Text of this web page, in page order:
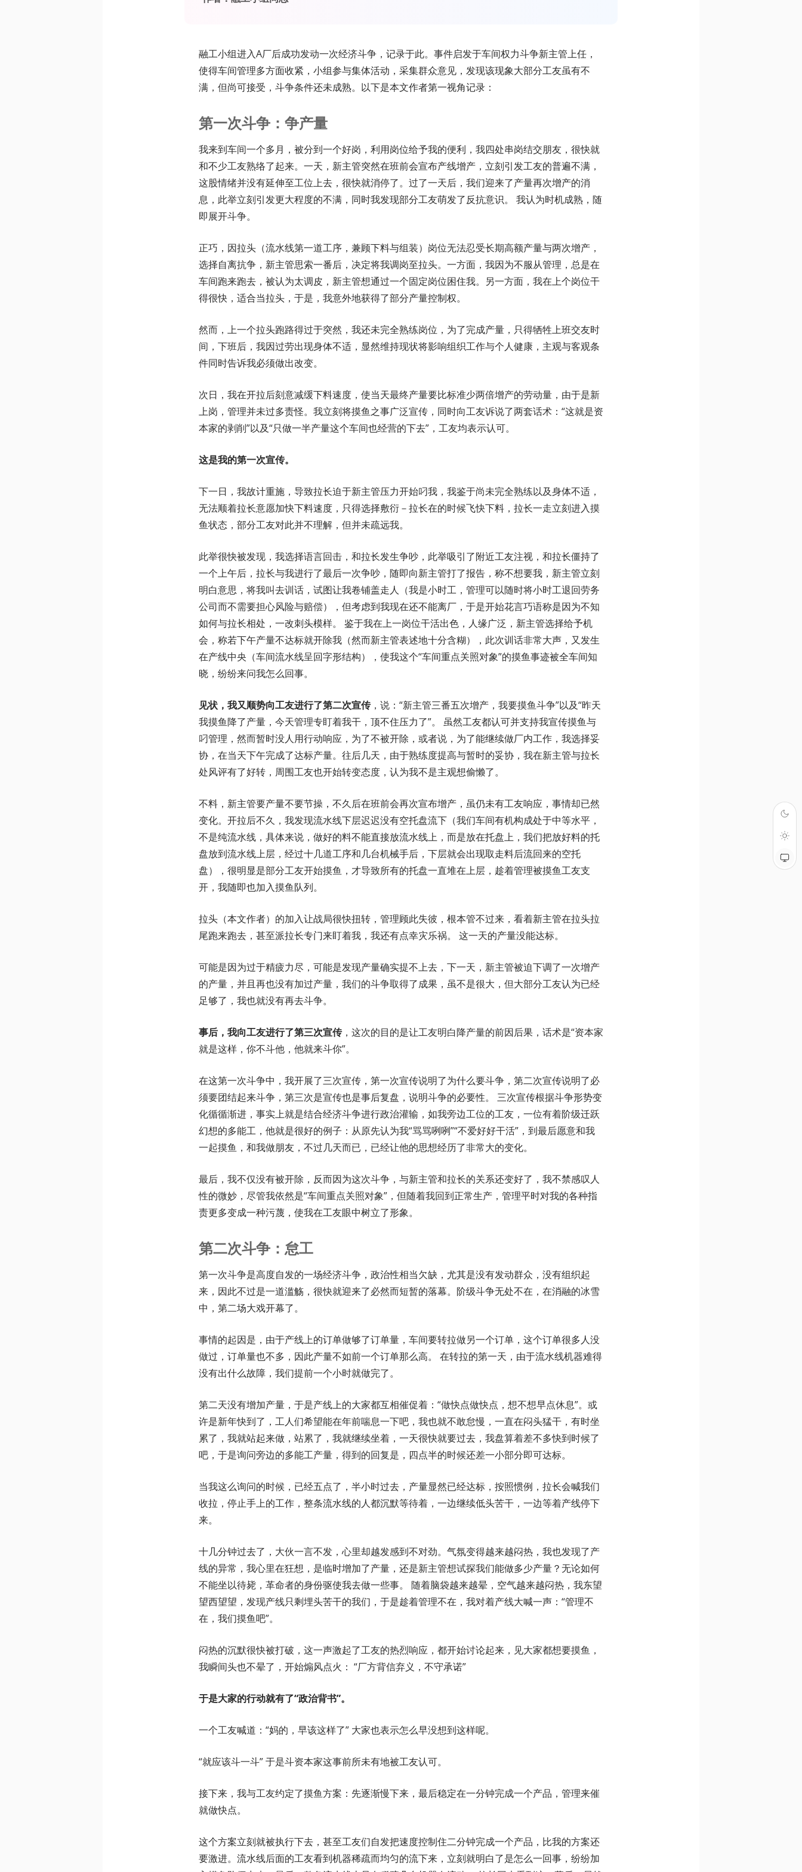
融工小组进入A厂后成功发动一次经济斗争，记录于此。事件启发于车间权力斗争新主管上任，
使得车间管理多方面收紧，小组参与集体活动，采集群众意见，发现该现象大部分工友虽有不
满，但尚可接受，斗争条件还未成熟。以下是本文作者第一视角记录：
第一次斗争：争产量
我来到车间一个多月，被分到一个好岗，利用岗位给予我的便利，我四处串岗结交朋友，很快就
和不少工友熟络了起来。一天，新主管突然在班前会宣布产线增产，立刻引发工友的普遍不满，
这股情绪并没有延伸至工位上去，很快就消停了。过了一天后，我们迎来了产量再次增产的消
息，此举立刻引发更大程度的不满，同时我发现部分工友萌发了反抗意识。 我认为时机成熟，随
即展开斗争。
正巧，因拉头（流水线第一道工序，兼顾下料与组装）岗位无法忍受长期高额产量与两次增产，
选择自离抗争，新主管思索一番后，决定将我调岗至拉头。一方面，我因为不服从管理，总是在
车间跑来跑去，被认为太调皮，新主管想通过一个固定岗位困住我。另一方面，我在上个岗位干
得很快，适合当拉头，于是，我意外地获得了部分产量控制权。
然而，上一个拉头跑路得过于突然，我还未完全熟练岗位，为了完成产量，只得牺牲上班交友时
间，下班后，我因过劳出现身体不适，显然维持现状将影响组织工作与个人健康，主观与客观条
件同时告诉我必须做出改变。
次日，我在开拉后刻意减缓下料速度，使当天最终产量要比标准少两倍增产的劳动量，由于是新
上岗，管理并未过多责怪。我立刻将摸鱼之事广泛宣传，同时向工友诉说了两套话术：“这就是资
本家的剥削”以及“只做一半产量这个车间也经营的下去”，工友均表示认可。
这是我的第一次宣传。
下一日，我故计重施，导致拉长迫于新主管压力开始叼我，我鉴于尚未完全熟练以及身体不适，
无法顺着拉长意愿加快下料速度，只得选择敷衍－拉长在的时候飞快下料，拉长一走立刻进入摸
鱼状态，部分工友对此并不理解，但并未疏远我。
此举很快被发现，我选择语言回击，和拉长发生争吵，此举吸引了附近工友注视，和拉长僵持了
一个上午后，拉长与我进行了最后一次争吵，随即向新主管打了报告，称不想要我，新主管立刻
明白意思，将我叫去训话，试图让我卷铺盖走人（我是小时工，管理可以随时将小时工退回劳务
公司而不需要担心风险与赔偿），但考虑到我现在还不能离厂，于是开始花言巧语称是因为不知
如何与拉长相处，一改刺头模样。 鉴于我在上一岗位干活出色，人缘广泛，新主管选择给予机
会，称若下午产量不达标就开除我（然而新主管表述地十分含糊），此次训话非常大声，又发生
在产线中央（车间流水线呈回字形结构），使我这个“车间重点关照对象”的摸鱼事迹被全车间知
晓，纷纷来问我怎么回事。
见状，我又顺势向工友进行了第二次宣传，说：“新主管三番五次增产，我要摸鱼斗争”以及“昨天
我摸鱼降了产量，今天管理专盯着我干，顶不住压力了”。 虽然工友都认可并支持我宣传摸鱼与
叼管理，然而暂时没人用行动响应，为了不被开除，或者说，为了能继续做厂内工作，我选择妥
协，在当天下午完成了达标产量。往后几天，由于熟练度提高与暂时的妥协，我在新主管与拉长
处风评有了好转，周围工友也开始转变态度，认为我不是主观想偷懒了。
不料，新主管要产量不要节操，不久后在班前会再次宣布增产，虽仍未有工友响应，事情却已然
变化。开拉后不久，我发现流水线下层迟迟没有空托盘流下（我们车间有机构成处于中等水平，
不是纯流水线，具体来说，做好的料不能直接放流水线上，而是放在托盘上，我们把放好料的托
盘放到流水线上层，经过十几道工序和几台机械手后，下层就会出现取走料后流回来的空托
盘），很明显是部分工友开始摸鱼，才导致所有的托盘一直堆在上层，趁着管理被摸鱼工友支
开，我随即也加入摸鱼队列。
拉头（本文作者）的加入让战局很快扭转，管理顾此失彼，根本管不过来，看着新主管在拉头拉
尾跑来跑去，甚至派拉长专门来盯着我，我还有点幸灾乐祸。 这一天的产量没能达标。
可能是因为过于精疲力尽，可能是发现产量确实提不上去，下一天，新主管被迫下调了一次增产
的产量，并且再也没有加过产量，我们的斗争取得了成果，虽不是很大，但大部分工友认为已经
足够了，我也就没有再去斗争。
事后，我向工友进行了第三次宣传，这次的目的是让工友明白降产量的前因后果，话术是“资本家
就是这样，你不斗他，他就来斗你”。
在这第一次斗争中，我开展了三次宣传，第一次宣传说明了为什么要斗争，第二次宣传说明了必
须要团结起来斗争，第三次是宣传也是事后复盘，说明斗争的必要性。 三次宣传根据斗争形势变
化循循渐进，事实上就是结合经济斗争进行政治灌输，如我旁边工位的工友，一位有着阶级迁跃
幻想的多能工，他就是很好的例子：从原先认为我“骂骂咧咧”“不爱好好干活”，到最后愿意和我
一起摸鱼，和我做朋友，不过几天而已，已经让他的思想经历了非常大的变化。
最后，我不仅没有被开除，反而因为这次斗争，与新主管和拉长的关系还变好了，我不禁感叹人
性的微妙，尽管我依然是“车间重点关照对象”，但随着我回到正常生产，管理平时对我的各种指
责更多变成一种污蔑，使我在工友眼中树立了形象。
第二次斗争：怠工
第一次斗争是高度自发的一场经济斗争，政治性相当欠缺，尤其是没有发动群众，没有组织起
来，因此不过是一道滥觞，很快就迎来了必然而短暂的落幕。阶级斗争无处不在，在消融的冰雪
中，第二场大戏开幕了。
事情的起因是，由于产线上的订单做够了订单量，车间要转拉做另一个订单，这个订单很多人没
做过，订单量也不多，因此产量不如前一个订单那么高。 在转拉的第一天，由于流水线机器难得
没有出什么故障，我们提前一个小时就做完了。
第二天没有增加产量，于是产线上的大家都互相催促着：“做快点做快点，想不想早点休息”。或
许是新年快到了，工人们希望能在年前喘息一下吧，我也就不敢怠慢，一直在闷头猛干，有时坐
累了，我就站起来做，站累了，我就继续坐着，一天很快就要过去，我盘算着差不多快到时候了
吧，于是询问旁边的多能工产量，得到的回复是，四点半的时候还差一小部分即可达标。
当我这么询问的时候，已经五点了，半小时过去，产量显然已经达标，按照惯例，拉长会喊我们
收拉，停止手上的工作，整条流水线的人都沉默等待着，一边继续低头苦干，一边等着产线停下
来。
十几分钟过去了，大伙一言不发，心里却越发感到不对劲。气氛变得越来越闷热，我也发现了产
线的异常，我心里在狂想，是临时增加了产量，还是新主管想试探我们能做多少产量？无论如何
不能坐以待毙，革命者的身份驱使我去做一些事。 随着脑袋越来越晕，空气越来越闷热，我东望
望西望望，发现产线只剩埋头苦干的我们，于是趁着管理不在，我对着产线大喊一声：“管理不
在，我们摸鱼吧”。
闷热的沉默很快被打破，这一声激起了工友的热烈响应，都开始讨论起来，见大家都想要摸鱼，
我瞬间头也不晕了，开始煽风点火： “厂方背信弃义，不守承诺”
于是大家的行动就有了“政治背书”。
一个工友喊道：“妈的，早该这样了” 大家也表示怎么早没想到这样呢。
“就应该斗一斗” 于是斗资本家这事前所未有地被工友认可。
接下来，我与工友约定了摸鱼方案：先逐渐慢下来，最后稳定在一分钟完成一个产品，管理来催
就做快点。
这个方案立刻就被执行下去，甚至工友们自发把速度控制住二分钟完成一个产品，比我的方案还
要激进。流水线后面的工友看到机器稀疏而均匀的流下来，立刻就明白了是怎么一回事，纷纷加